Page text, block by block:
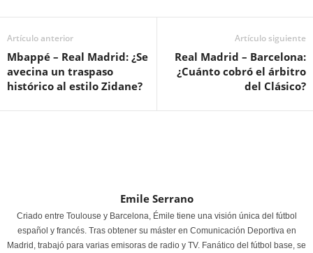
Artículo anterior
Mbappé – Real Madrid: ¿Se
avecina un traspaso
histórico al estilo Zidane?
Artículo siguiente
Real Madrid – Barcelona:
¿Cuánto cobró el árbitro
del Clásico?
Emile Serrano
Criado entre Toulouse y Barcelona, Émile tiene una visión única del fútbol
español y francés. Tras obtener su máster en Comunicación Deportiva en
Madrid, trabajó para varias emisoras de radio y TV. Fanático del fútbol base, se